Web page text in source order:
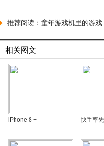
推荐阅读： 童年游戏机里的游戏
相关图文
iPhone 8 + 快手率